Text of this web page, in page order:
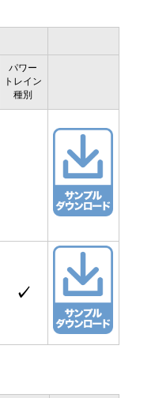
パワー
トレイン
種別
✓